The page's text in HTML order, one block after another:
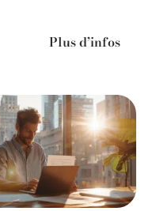
Plus d’infos